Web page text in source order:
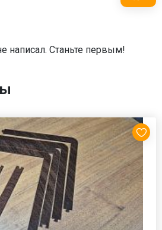
написал. Станьте первым!